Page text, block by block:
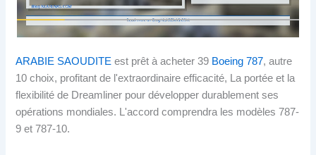
ARABIE SAOUDITE est prêt à acheter 39 Boeing 787, autre
10 choix, profitant de l'extraordinaire efficacité, La portée et la
flexibilité de Dreamliner pour développer durablement ses
opérations mondiales. L'accord comprendra les modèles 787-
9 et 787-10.